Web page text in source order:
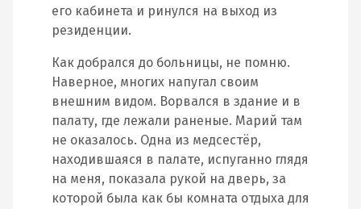
его кабинета и ринулся на выход из
резиденции.
Как добрался до больницы, не помню.
Наверное, многих напугал своим
внешним видом. Ворвался в здание и в
палату, где лежали раненые. Марий там
не оказалось. Одна из медсестёр,
находившаяся в палате, испуганно глядя
на меня, показала рукой на дверь, за
которой была как бы комната отдыха для